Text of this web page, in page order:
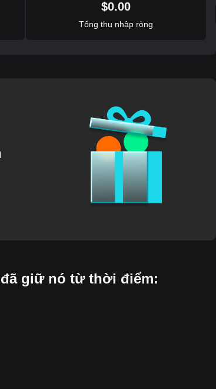
$0.00
Tổng thu nhập ròng
đã giữ nó từ thời điểm: